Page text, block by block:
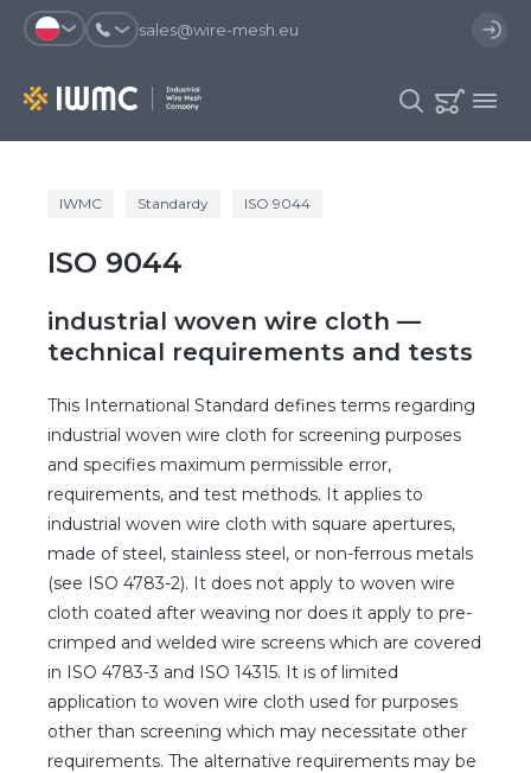
sales@wire-mesh.eu
Dlaczego warto zarejestrować się na
składaniu zamówienia
szablonu zamówienia i mieć
dostęp do historii zamówień
zamówienia i proces dostawy
Rejestracja
Client login
Email lub Nazwa Użytkownika
Katalog
Usługi
Spółka
Kontakt
IWMC Standardy ISO 9044
ISO 9044
industrial woven wire cloth —
technical requirements and tests
This International Standard defines terms regarding
industrial woven wire cloth for screening purposes
and specifies maximum permissible error,
requirements, and test methods. It applies to
industrial woven wire cloth with square apertures,
made of steel, stainless steel, or non-ferrous metals
(see ISO 4783-2). It does not apply to woven wire
cloth coated after weaving nor does it apply to pre-
crimped and welded wire screens which are covered
in ISO 4783-3 and ISO 14315. It is of limited
application to woven wire cloth used for purposes
other than screening which may necessitate other
requirements. The alternative requirements may be